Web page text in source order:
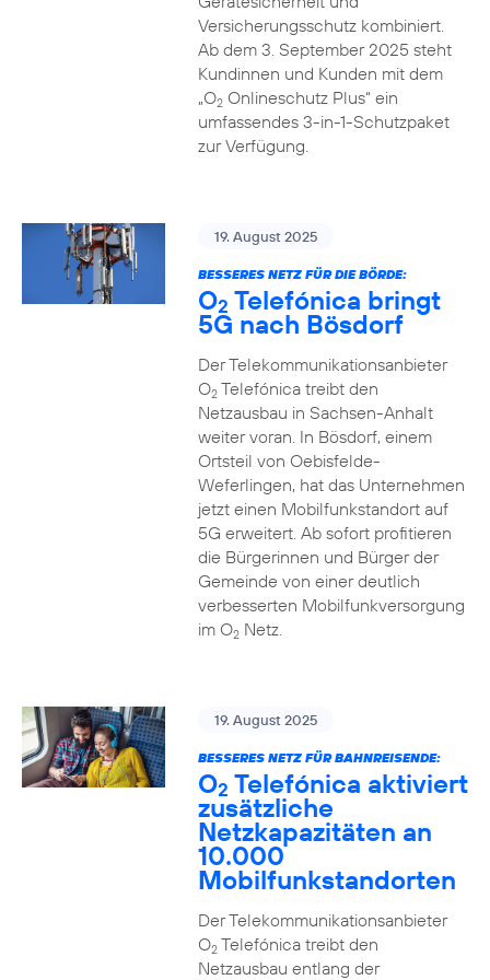
Versicherungsschutz kombiniert.
Ab dem 3. September 2025 steht
Kundinnen und Kunden mit dem
„O2Onlineschutz Plus“ ein
umfassendes 3-in-1-Schutzpaket
zur Verfügung.
19. August 2025
BESSERES NETZ FÜR DIE BÖRDE:
O2 Telefónica bringt
5G nach Bösdorf
Der Telekommunikationsanbieter
O2Telefónica treibt den
Netzausbau in Sachsen-Anhalt
weiter voran. In Bösdorf, einem
Ortsteil von Oebisfelde-
Weferlingen, hat das Unternehmen
jetzt einen Mobilfunkstandort auf
5G erweitert. Ab sofort profitieren
die Bürgerinnen und Bürger der
Gemeinde von einer deutlich
verbesserten Mobilfunkversorgung
im O2Netz.
19. August 2025
BESSERES NETZ FÜR BAHNREISENDE:
O2 Telefónica aktiviert
zusätzliche
Netzkapazitäten an
10.000
Mobilfunkstandorten
Der Telekommunikationsanbieter
O2Telefónica treibt den
Netzausbau entlang der